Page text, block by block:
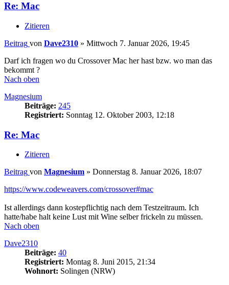
Re: Mac
Zitieren
Beitrag von Dave2310 » Mittwoch 7. Januar 2026, 19:45
Darf ich fragen wo du Crossover Mac her hast bzw. wo man das
bekommt ?
Nach oben
Magnesium
Beiträge: 245
Registriert: Sonntag 12. Oktober 2003, 12:18
Re: Mac
Zitieren
Beitrag von Magnesium » Donnerstag 8. Januar 2026, 18:07
https://www.codeweavers.com/crossover#mac
Ist allerdings dann kostepflichtig nach dem Testzeitraum. Ich
hatte/habe halt keine Lust mit Wine selber frickeln zu müssen.
Nach oben
Dave2310
Beiträge: 40
Registriert: Montag 8. Juni 2015, 21:34
Wohnort: Solingen (NRW)